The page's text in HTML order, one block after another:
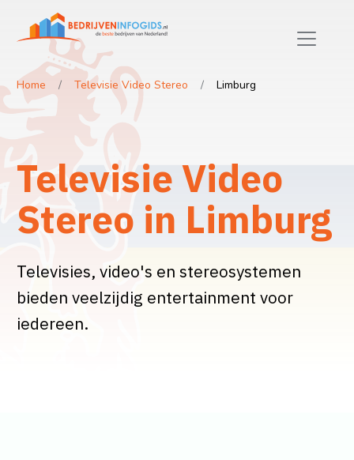
Home Televisie Video Stereo Limburg
Televisie Video
Stereo in Limburg
Televisies, video's en stereosystemen
bieden veelzijdig entertainment voor
iedereen.